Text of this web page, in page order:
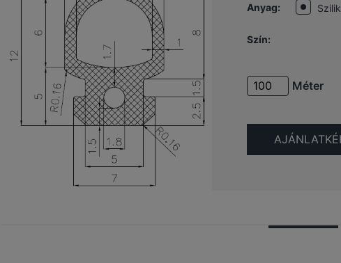
Anyag:
Szín:
Méter